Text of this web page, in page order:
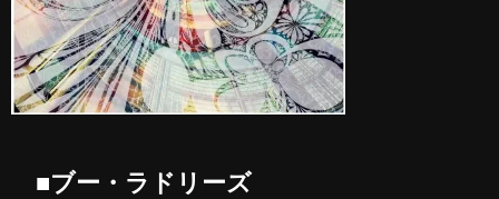
■ブー・ラドリーズ